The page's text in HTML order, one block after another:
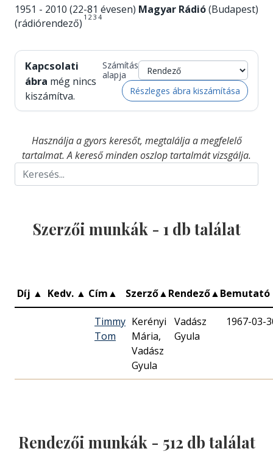
1951 - 2010 (22-81 évesen) Magyar Rádió(Budapest)
(rádiórendező) 1 23 4
Kapcsolati
ábra még nincs
kiszámítva.
Számítás
alapja
Részleges ábra kiszámítása
Használja a gyors keresőt, megtalálja a megfelelő
tartalmat. A kereső minden oszlop tartalmát vizsgálja.
Szerzői munkák - 1 db találat
Díj ▲ Kedv. ▲ Cím▲ Szerző▲Rendező▲Bemutató
Timmy
Tom
Kerényi
Mária,
Vadász
Gyula
Vadász
Gyula
1967-03-
Rendezői munkák - 512 db találat